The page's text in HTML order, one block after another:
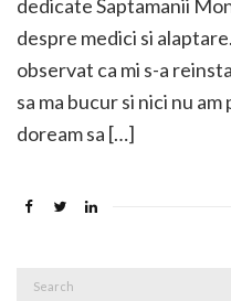
dedicate Saptamanii
despre medici si
observat ca mi s-a
sa ma bucur si nici nu
doream sa […]